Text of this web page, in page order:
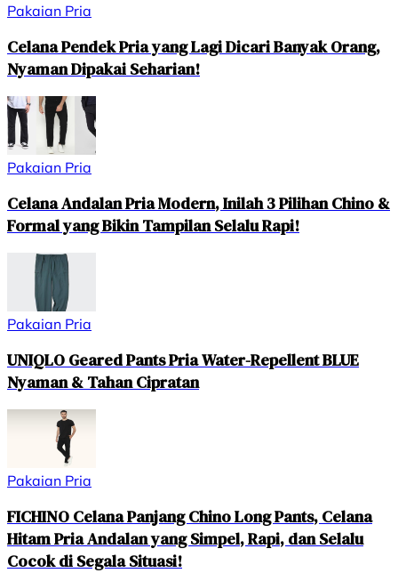
Pakaian Pria
Celana Pendek Pria yang Lagi Dicari Banyak Orang,
Nyaman Dipakai Seharian!
Pakaian Pria
Celana Andalan Pria Modern, Inilah 3 Pilihan Chino &
Formal yang Bikin Tampilan Selalu Rapi!
Pakaian Pria
UNIQLO Geared Pants Pria Water-Repellent BLUE
Nyaman & Tahan Cipratan
Pakaian Pria
FICHINO Celana Panjang Chino Long Pants, Celana
Hitam Pria Andalan yang Simpel, Rapi, dan Selalu
Cocok di Segala Situasi!